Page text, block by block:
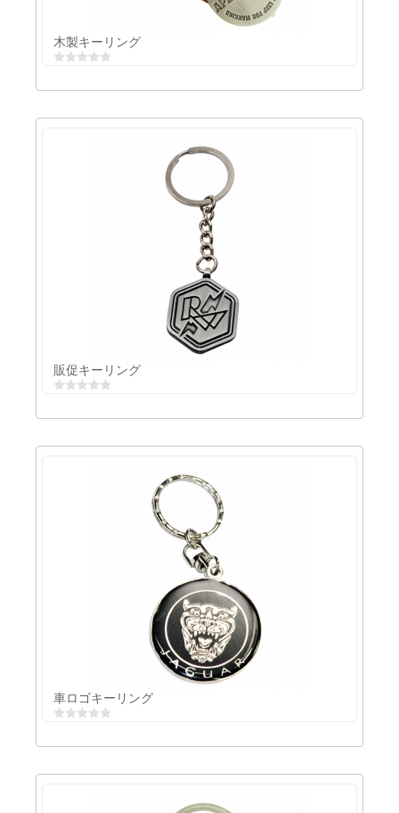
木製キーリング
販促キーリング
車ロゴキーリング